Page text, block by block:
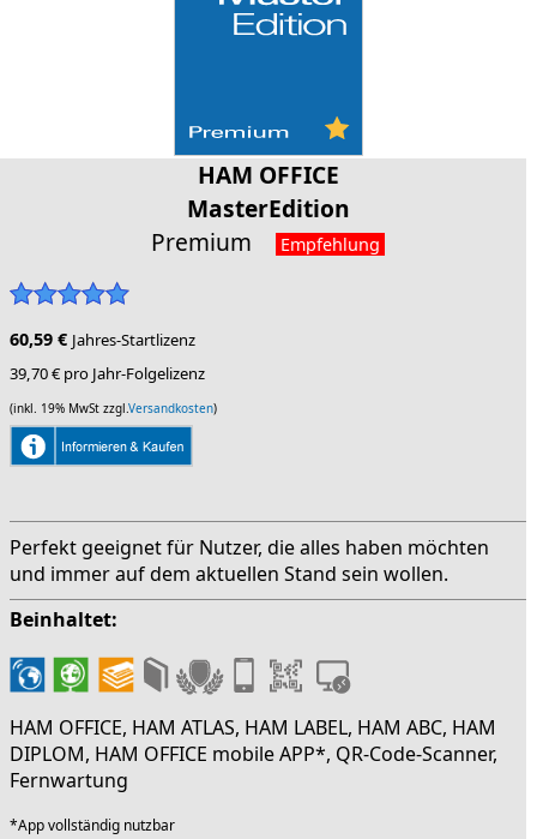
HAM OFFICE
MasterEdition
Premium Empfehlung
60,59 € Jahres-Startlizenz
39,70 € pro Jahr-Folgelizenz
(inkl. 19% MwSt zzgl. Versandkosten)
Perfekt geeignet für Nutzer, die alles haben möchten
und immer auf dem aktuellen Stand sein wollen.
Beinhaltet:
HAM OFFICE, HAM ATLAS, HAM LABEL, HAM ABC, HAM
DIPLOM, HAM OFFICE mobile APP*, QR-Code-Scanner,
Fernwartung
*App vollständig nutzbar